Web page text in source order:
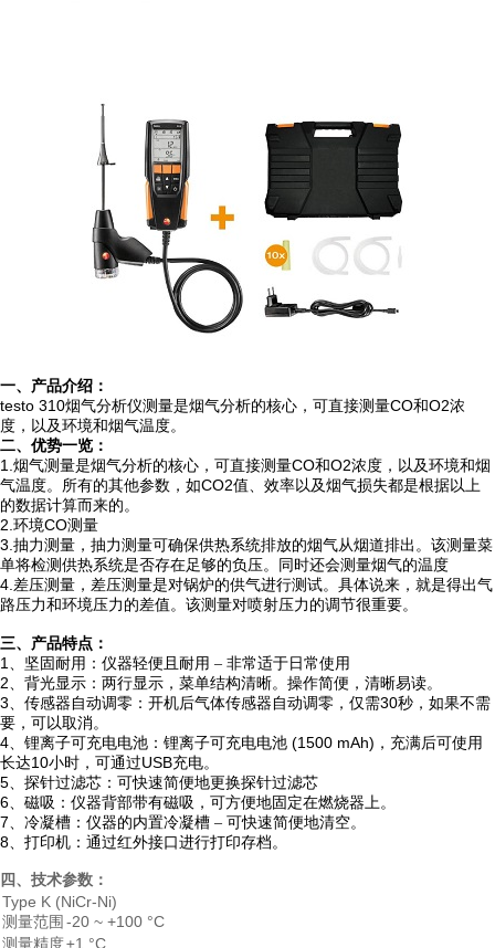
一、产品介绍：
testo 310烟气分析仪测量是烟气分析的核心，可直接测量CO和O2浓
度，以及环境和烟气温度。
二、优势一览：
1. 烟气测量是烟气分析的核心，可直接测量CO和O2浓度，以及环境和烟
气温度。所有的其他参数，如CO2值、效率以及烟气损失都是根据以上
的数据计算而来的。
2. 环境CO测量
3. 抽力测量，抽力测量可确保供热系统排放的烟气从烟道排出。该测量菜
单将检测供热系统是否存在足够的负压。同时还会测量烟气的温度
4. 差压测量，差压测量是对锅炉的供气进行测试。具体说来，就是得出气
路压力和环境压力的差值。该测量对喷射压力的调节很重要。
三、 产品特点：
1 、坚固耐用：仪器轻便且耐用 – 非常适于日常使用
2、背光显示：两行显示，菜单结构清晰。操作简便，清晰易读。
3、传感器自动调零：开机后气体传感器自动调零，仅需30秒，如果不需
要，可以取消。
4、锂离子可充电电池：锂离子可充电电池 (1500 mAh) ，充满后可使用
长达10小时，可通过USB充电。
5、探针过滤芯：可快速简便地更换探针过滤芯
6、磁吸：仪器背部带有磁吸，可方便地固定在燃烧器上。
7、冷凝槽：仪器的内置冷凝槽 – 可快速简便地清空。
8、打印机：通过红外接口进行打印存档。
四、技术参数：
Type K (NiCr-Ni)
测量范围 -20 ~ +100 °C
测量精度±1 °C